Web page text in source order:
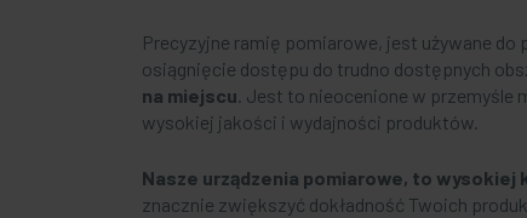
Precyzyjne ramię pomiarowe, jest używane
osiągnięcie dostępu do trudno dostępnych
na miejscu. Jest to nieocenione w przemyśle
wysokiej jakości i wydajności produktów.
Nasze urządzenia pomiarowe, to wysokiej
znacznie zwiększyć dokładność Twoich